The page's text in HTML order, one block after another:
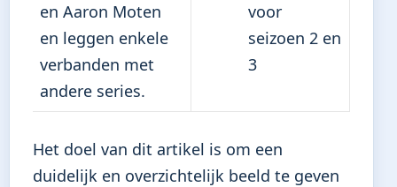
en Aaron Moten
en leggen enkele
verbanden met
andere series.
voor
seizoen 2 en
3
Het doel van dit artikel is om een
duidelijk en overzichtelijk beeld te geven